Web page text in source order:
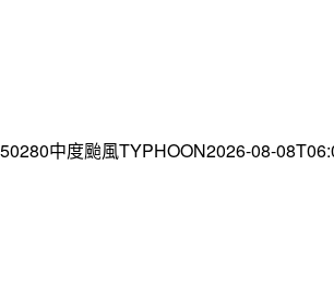
中度颱風TYPHOON2026-08-